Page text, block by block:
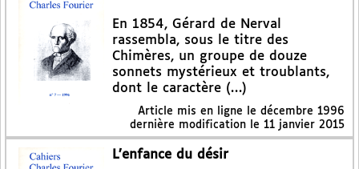
En 1854, Gérard de Nerval
rassembla, sous le titre des
Chimères, un groupe de douze
sonnets mystérieux et troublants,
dont le caractère (…)
Article mis en ligne le décembre 1996
dernière modification le 11 janvier 2015
L’enfance du désir